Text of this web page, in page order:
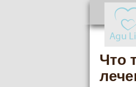
Что